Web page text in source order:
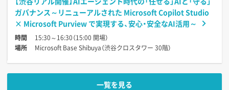
ガバナンス～リニューアルされた Microsoft Copilot Studio
× Microsoft Purview で実現する、安心・安全なAI活用～
時間
15:30～16:30（15:00 開場）
場所
Microsoft Base Shibuya（渋谷クロスタワー 30階）
一覧を見る